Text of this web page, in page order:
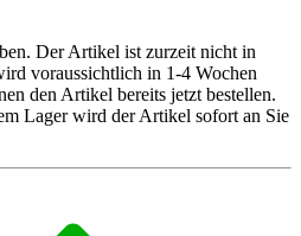
Der Artikel ist zurzeit nicht in
voraussichtlich in 1-4 Wochen
den Artikel bereits jetzt bestellen.
Lager wird der Artikel sofort an Sie